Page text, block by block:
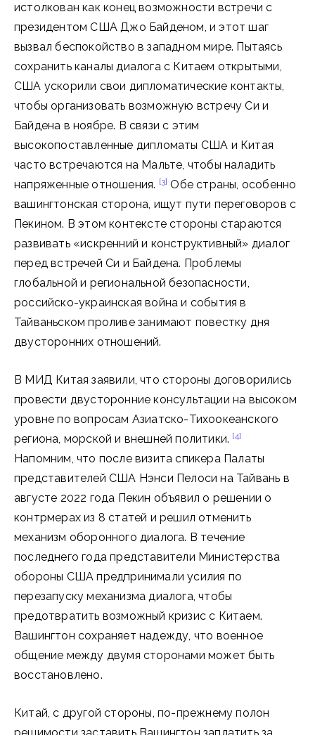
истолкован как конец возможности встречи с
президентом США Джо Байденом, и этот шаг
вызвал беспокойство в западном мире. Пытаясь
сохранить каналы диалога с Китаем открытыми,
США ускорили свои дипломатические контакты,
чтобы организовать возможную встречу Си и
Байдена в ноябре. В связи с этим
высокопоставленные дипломаты США и Китая
часто встречаются на Мальте, чтобы наладить
напряженные отношения. [3] Обе страны, особенно
вашингтонская сторона, ищут пути переговоров с
Пекином. В этом контексте стороны стараются
развивать «искренний и конструктивный» диалог
перед встречей Си и Байдена. Проблемы
глобальной и региональной безопасности,
российско-украинская война и события в
Тайваньском проливе занимают повестку дня
двусторонних отношений.
В МИД Китая заявили, что стороны договорились
провести двусторонние консультации на высоком
уровне по вопросам Азиатско-Тихоокеанского
региона, морской и внешней политики. [4]
Напомним, что после визита спикера Палаты
представителей США Нэнси Пелоси на Тайвань в
августе 2022 года Пекин объявил о решении о
контрмерах из 8 статей и решил отменить
механизм оборонного диалога. В течение
последнего года представители Министерства
обороны США предпринимали усилия по
перезапуску механизма диалога, чтобы
предотвратить возможный кризис с Китаем.
Вашингтон сохраняет надежду, что военное
общение между двумя сторонами может быть
восстановлено.
Китай, с другой стороны, по-прежнему полон